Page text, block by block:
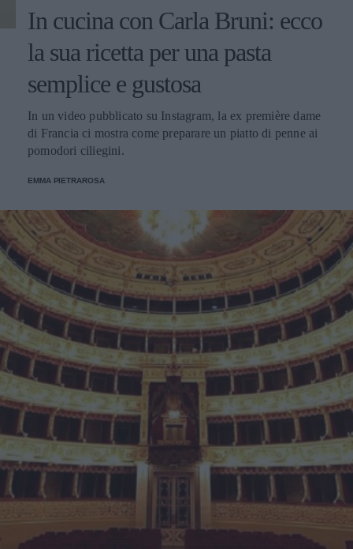
In cucina con Carla Bruni: ecco
la sua ricetta per una pasta
semplice e gustosa
In un video pubblicato su Instagram, la ex première dame
di Francia ci mostra come preparare un piatto di penne ai
pomodori ciliegini.
EMMA PIETRAROSA